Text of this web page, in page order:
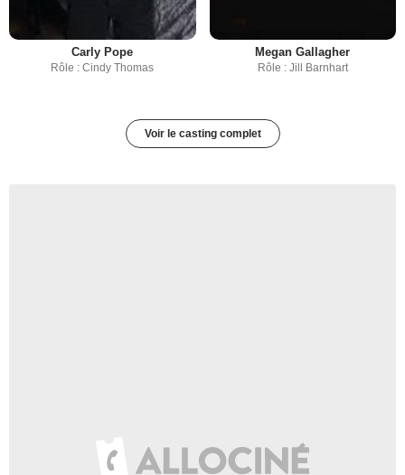
Carly Pope
Rôle : Cindy Thomas
Megan Gallagher
Rôle : Jill Barnhart
Voir le casting complet